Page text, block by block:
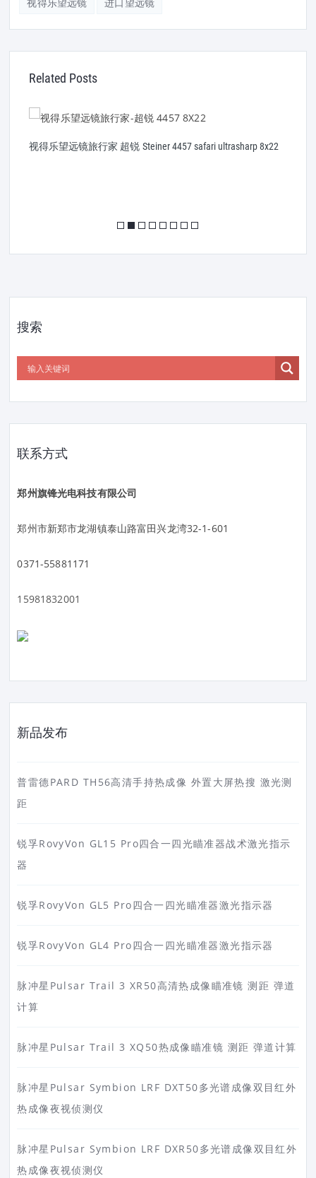
Related Posts
视得乐望远镜旅行家 超锐 Steiner 4457 safari ultrasharp 8x22
搜索
联系方式
郑州旗锋光电科技有限公司
郑州市新郑市龙湖镇泰山路富田兴龙湾32-1-601
0371-55881171
15981832001
新品发布
普雷德PARD TH56高清手持热成像 外置大屏热搜 激光测
距
锐孚RovyVon GL15 Pro四合一四光瞄准器战术激光指示
器
锐孚RovyVon GL5 Pro四合一四光瞄准器激光指示器
锐孚RovyVon GL4 Pro四合一四光瞄准器激光指示器
脉冲星Pulsar Trail 3 XR50高清热成像瞄准镜 测距 弹道
计算
脉冲星Pulsar Trail 3 XQ50热成像瞄准镜 测距 弹道计算
脉冲星Pulsar Symbion LRF DXT50多光谱成像双目红外
热成像夜视侦测仪
脉冲星Pulsar Symbion LRF DXR50多光谱成像双目红外
热成像夜视侦测仪